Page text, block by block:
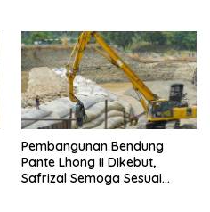
Pembangunan Bendung
Pante Lhong II Dikebut,
Safrizal Semoga Sesuai